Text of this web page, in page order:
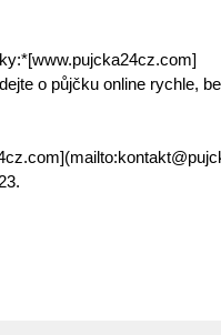
o půjčku online rychle,